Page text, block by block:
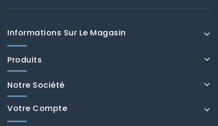
Informations Sur Le Magasin
Produits
Notre Société
Votre Compte